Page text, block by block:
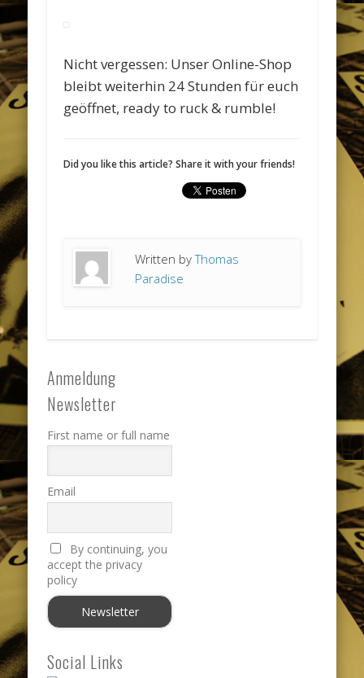
Nicht vergessen: Unser Online-Shop
bleibt weiterhin 24 Stunden für euch
geöffnet, ready to ruck & rumble!
Did you like this article? Share it with your friends!
Written byThomas
Paradise
Anmeldung
Newsletter
First name or full name
Email
By continuing, you
accept the privacy
policy
Social Links